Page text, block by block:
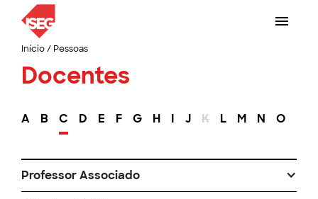
Início/ Pessoas
Docentes
A B C D E F G H I J K L M N O
Professor Associado